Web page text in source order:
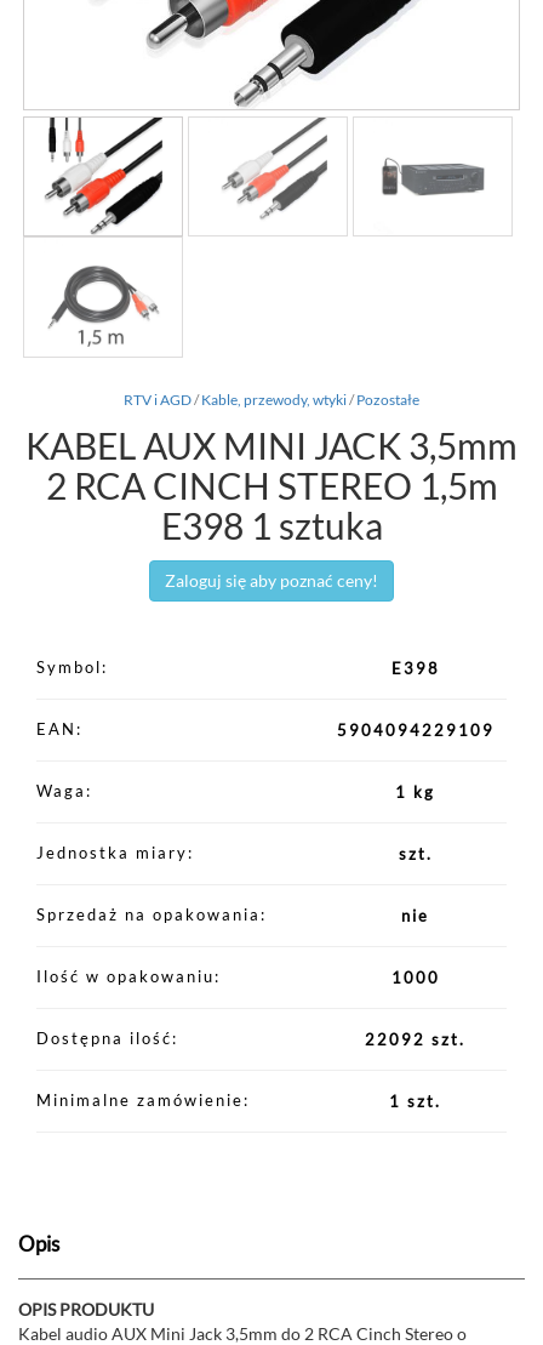
RTV i AGD/Kable, przewody, wtyki/Pozostałe
KABEL AUX MINI JACK 3,5mm
2 RCA CINCH STEREO 1,5m
E398 1 sztuka
Zaloguj się aby poznać ceny!
Symbol E398
EAN 5904094229109
Waga 1 kg
Jednostka miary szt.
Sprzedaż na opakowania nie
Ilość w opakowaniu 1000
Dostępna ilość 22092 szt.
Minimalne zamówienie 1 szt.
Opis
OPIS PRODUKTU
Kabel audio AUX Mini Jack 3,5mm do 2 RCA Cinch Stereo o